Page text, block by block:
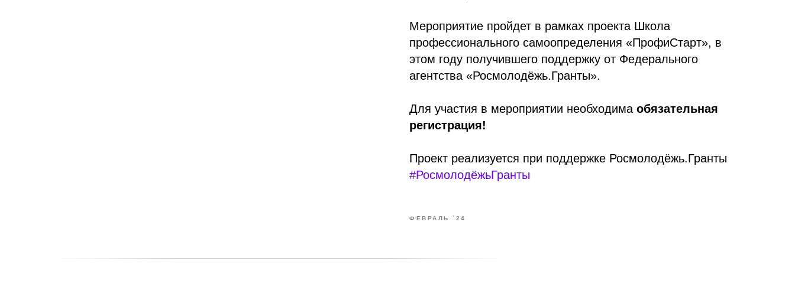
Мероприятие пройдет в рамках проекта Школа
профессионального самоопределения «ПрофиСтарт», в
этом году получившего поддержку от Федерального
агентства «Росмолодёжь.Гранты».
Для участия в мероприятии необходима обязательная
регистрация!
Проект реализуется при поддержке Росмолодёжь.Гранты
#РосмолодёжьГранты
ФЕВРАЛЬ `24